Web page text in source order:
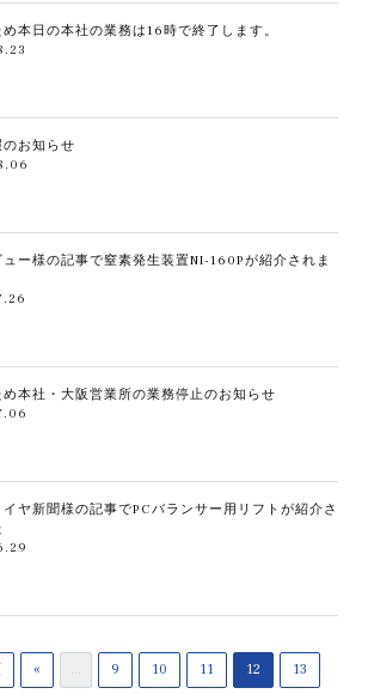
本日の本社の業務は16時で終了します。
お知らせ
ュー様の記事で窒素発生装置NI-160Pが紹介されま
本社・大阪営業所の業務停止のお知らせ
イヤ新聞様の記事でPCバランサー用リフトが紹介さ
« ... 9 10 11 12 13